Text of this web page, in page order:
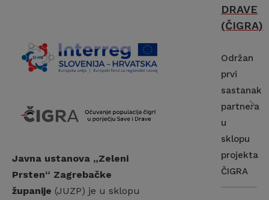
Javna ustanova „Zeleni
Prsten“ Zagrebačke
županije (JUZP) je u sklopu
DRAVE
(ČIGRA)
Održan
prvi
sastanak
partnera
u
sklopu
projekta
ČIGRA